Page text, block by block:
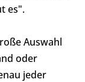
es".
Auswahl
oder
jeder